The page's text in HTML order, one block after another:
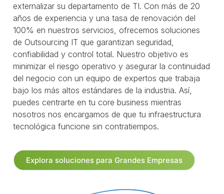
externalizar su departamento de TI. Con más de 20
años de experiencia y una tasa de renovación del
100% en nuestros servicios, ofrecemos soluciones
de Outsourcing IT que garantizan seguridad,
confiabilidad y control total. Nuestro objetivo es
minimizar el riesgo operativo y asegurar la continuidad
del negocio con un equipo de expertos que trabaja
bajo los más altos estándares de la industria. Así,
puedes centrarte en tu core business mientras
nosotros nos encargamos de que tu infraestructura
tecnológica funcione sin contratiempos.
Explora soluciones para Grandes Empresas